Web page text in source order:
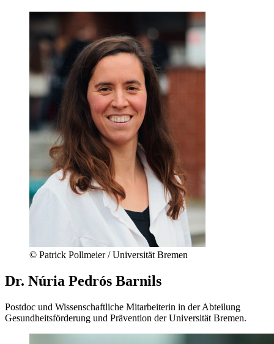
© Patrick Pollmeier / Universität Bremen
Dr. Núria Pedrós Barnils
Postdoc und Wissenschaftliche Mitarbeiterin in der Abteilung
Gesundheitsförderung und Prävention der Universität Bremen.